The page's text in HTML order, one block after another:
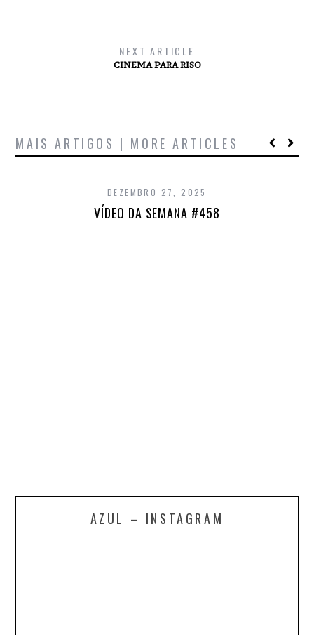
NEXT ARTICLE
CINEMA PARA RISO
MAIS ARTIGOS | MORE ARTICLES
DEZEMBRO 27, 2025
VÍDEO DA SEMANA #458
AZUL – INSTAGRAM